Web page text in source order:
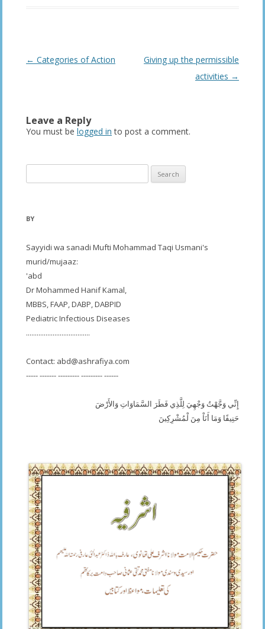
Post
← Categories of Action
Giving up the permissible
activities →
Leave a Reply
You must be logged in to post a comment.
for:
BY
Sayyidi wa sanadi Mufti Mohammad Taqi Usmani's
murid/mujaaz:
'abd
Dr Mohammed Hanif Kamal,
MBBS, FAAP, DABP, DABPID
Pediatric Infectious Diseases
....................................
Contact: abd@ashrafiya.com
----- ------- --------- --------- ------
إِنِّي وَجَّهْتُ وَجْهِيَ لِلَّذِي فَطَرَ السَّمَاوَاتِ وَالأَرْضَ
حَنِيفًا وَمَا أَنَاْ مِنَ لْمُشْرِكِينَ